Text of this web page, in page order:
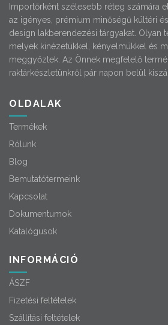
Importőrként szélesebb réteg számára
az igényes, prémium minőségű kültéri
design lakberendezési tárgyakat. Olyan
melyek kinézetükkel, kényelmükkel és
meggyőztek. Az Önnek megfelelő
raktárkészletünkről pár napon belül
OLDALAK
Termékek
Rólunk
Blog
Bemutatótermeink
Kapcsolat
Dokumentumok
Katalógusok
INFORMÁCIÓ
ÁSZF
Fizetési feltételek
Szállítási feltételek